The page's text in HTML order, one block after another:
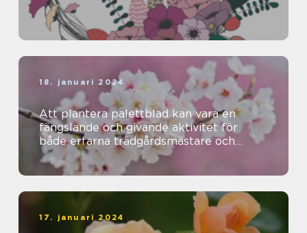
18. januari 2024
Att plantera palettblad kan vara en
fängslande och givande aktivitet för
både erfarna trädgårdsmästare och
nybörjare
17. januari 2024